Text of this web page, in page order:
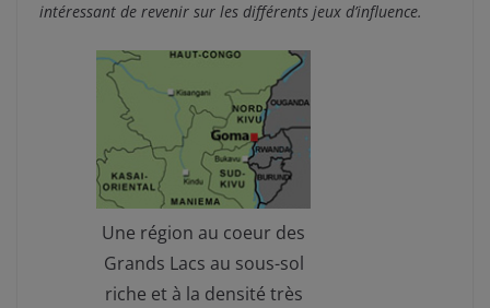
intéressant de revenir sur les différents jeux d’influence.
Une région au coeur des
Grands Lacs au sous-sol
riche et à la densité très